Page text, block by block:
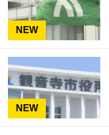
NEW
NEW